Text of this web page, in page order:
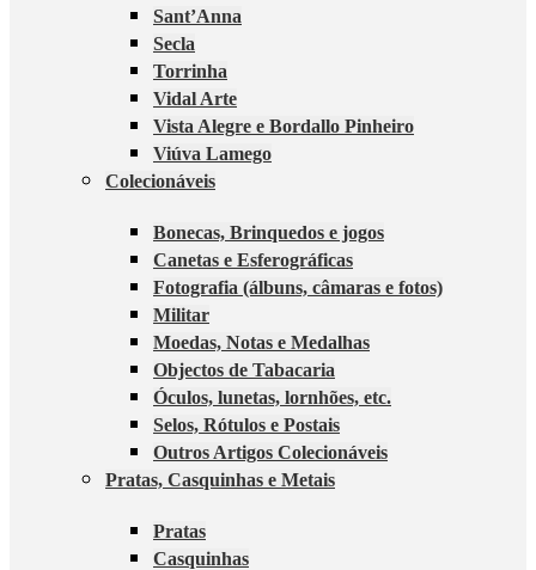
Sant’Anna
Secla
Torrinha
Vidal Arte
Vista Alegre e Bordallo Pinheiro
Viúva Lamego
Colecionáveis
Bonecas, Brinquedos e jogos
Canetas e Esferográficas
Fotografia (álbuns, câmaras e fotos)
Militar
Moedas, Notas e Medalhas
Objectos de Tabacaria
Óculos, lunetas, lornhões, etc.
Selos, Rótulos e Postais
Outros Artigos Colecionáveis
Pratas, Casquinhas e Metais
Pratas
Casquinhas